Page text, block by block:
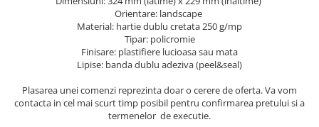
Cutii cu inaltime variabila
Cutii curierat autoformare
Colectia de carti colorat
Povestiri de colorat
Arhivare&Depozitare
Orientare: landscape
Material: hartie dublu cretata 250 g/mp
Tipar: policromie
Finisare: plastifiere lucioasa sau mata
Lipise: banda dublu adeziva (peel&seal)
Plasarea unei comenzi reprezinta doar o cerere de oferta. Va vom
contacta in cel mai scurt timp posibil pentru confirmarea pretului si a
termenelor de executie.